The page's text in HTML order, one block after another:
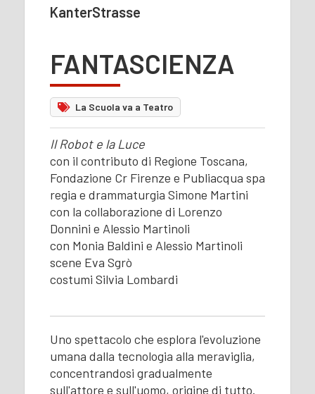
KanterStrasse
FANTASCIENZA
La Scuola va a Teatro
Il Robot e la Luce
con il contributo di Regione Toscana,
Fondazione Cr Firenze e Publiacqua spa
regia e drammaturgia Simone Martini
con la collaborazione di Lorenzo
Donnini e Alessio Martinoli
con Monia Baldini e Alessio Martinoli
scene Eva Sgrò
costumi Silvia Lombardi
Uno spettacolo che esplora l'evoluzione
umana dalla tecnologia alla meraviglia,
concentrandosi gradualmente
sull'attore e sull'uomo, origine di tutto.